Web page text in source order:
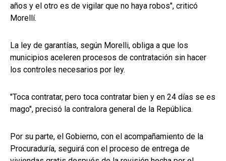
años y el otro es de vigilar que no haya robos", criticó
Morellí.
La ley de garantías, según Morelli, obliga a que los
municipios aceleren procesos de contratación sin hacer
los controles necesarios por ley.
"Toca contratar, pero toca contratar bien y en 24 días se es
mago", precisó la contralora general de la República.
Por su parte, el Gobierno, con el acompañamiento de la
Procuraduría, seguirá con el proceso de entrega de